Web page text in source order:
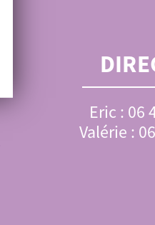
Eric : 06
Valérie :